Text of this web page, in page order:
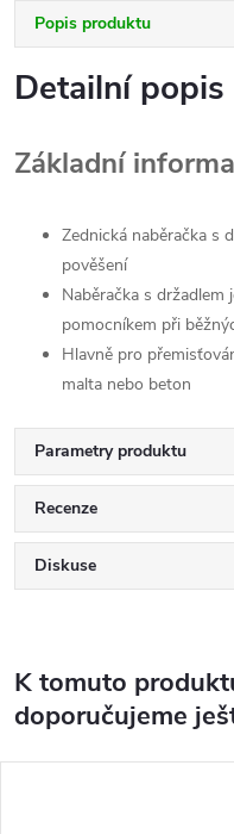
Popis produktu
Detailní
Základní
Zednická naběračka s
pověšení
Naběračka s
pomocníkem při
Hlavně pro
malta nebo beton
Parametry produktu
Recenze
Diskuse
K tomuto
doporučujeme